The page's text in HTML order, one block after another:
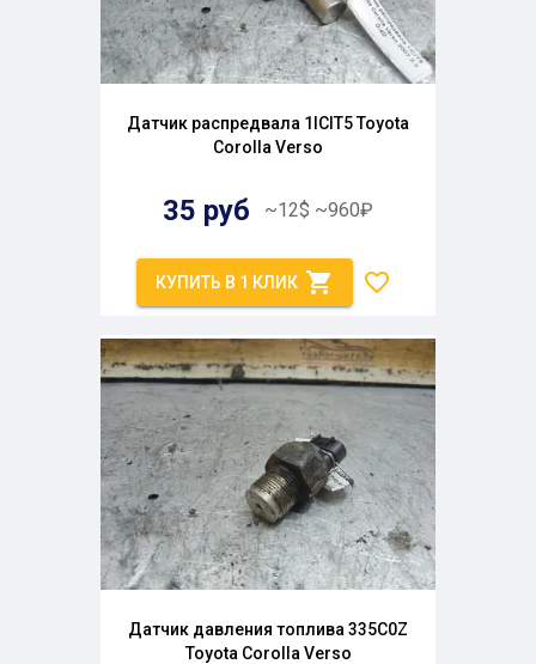
Датчик распредвала 1ICIT5 Toyota
Corolla Verso
35 руб ~12$ ~960₽
КУПИТЬ В 1 КЛИК
Датчик давления топлива 335C0Z
Toyota Corolla Verso